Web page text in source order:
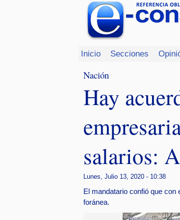
Inicio Secciones
Nación
Hay
salarios:
Lunes, Julio 13, 2020 - 10:38
El mandatario confió que
foránea.